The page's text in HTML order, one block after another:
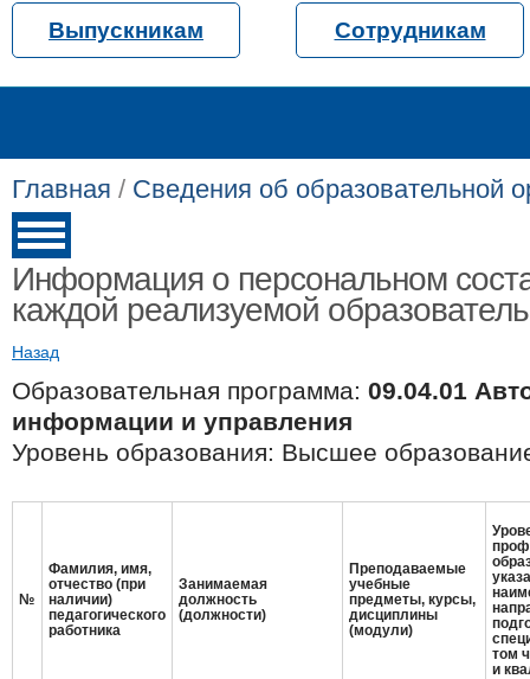
Выпускникам Сотрудникам
Главная / Сведения об образовательной
Информация о персональном
каждой реализуемой
Назад
Образовательная программа: 09.04.01
информации и управления
Уровень образования: Высшее
№
Фамилия, имя,
отчество (при
наличии)
педагогического
работника
Занимаемая
должность
(должности)
Преподаваемые
учебные
предметы, курсы,
дисциплины
(модули)
том
и